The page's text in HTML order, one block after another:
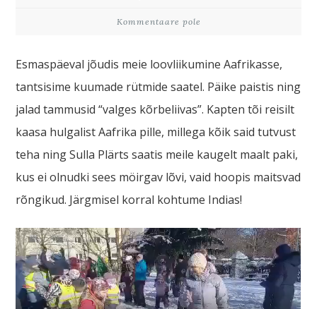
Kommentaare pole
Esmaspäeval jõudis meie loovliikumine Aafrikasse,
tantsisime kuumade rütmide saatel. Päike paistis ning
jalad tammusid “valges kõrbeliivas”. Kapten tõi reisilt
kaasa hulgalist Aafrika pille, millega kõik said tutvust
teha ning Sulla Plärts saatis meile kaugelt maalt paki,
kus ei olnudki sees möirgav lõvi, vaid hoopis maitsvad
rõngikud. Järgmisel korral kohtume Indias!